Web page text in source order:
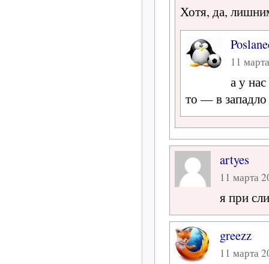
Хотя, да,
11
а у
то — в западло
artyes
11 марта
я при
greezz
11 марта